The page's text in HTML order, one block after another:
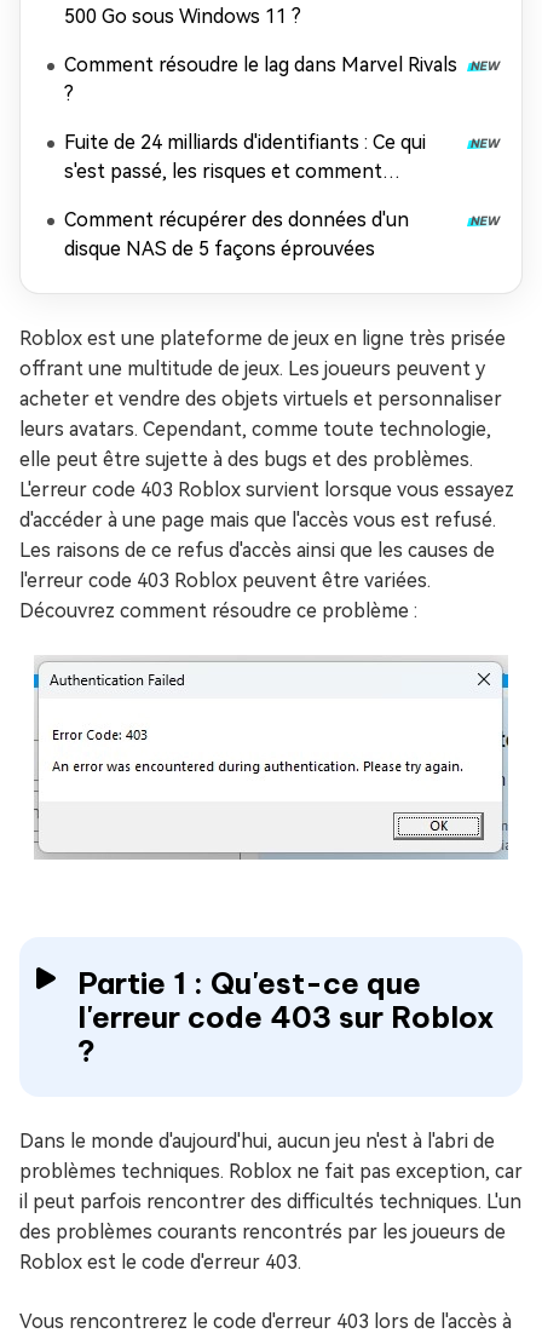
500 Go sous Windows 11 ?
Comment résoudre le lag dans Marvel Rivals
?
Fuite de 24 milliards d'identifiants : Ce qui
s'est passé, les risques et comment
Comment récupérer des données d'un
disque NAS de 5 façons éprouvées
Roblox est une plateforme de jeux en ligne très prisée
offrant une multitude de jeux. Les joueurs peuvent y
acheter et vendre des objets virtuels et personnaliser
leurs avatars. Cependant, comme toute technologie,
elle peut être sujette à des bugs et des problèmes.
L'erreur code 403 Roblox survient lorsque vous essayez
d'accéder à une page mais que l'accès vous est refusé.
Les raisons de ce refus d'accès ainsi que les causes de
l'erreur code 403 Roblox peuvent être variées.
Découvrez comment résoudre ce problème :
Partie 1 : Qu'est-ce que
l'erreur code 403 sur Roblox
?
Dans le monde d'aujourd'hui, aucun jeu n'est à l'abri de
problèmes techniques. Roblox ne fait pas exception, car
il peut parfois rencontrer des difficultés techniques. L'un
des problèmes courants rencontrés par les joueurs de
Roblox est le code d'erreur 403.
Vous rencontrerez le code d'erreur 403 lors de l'accès à